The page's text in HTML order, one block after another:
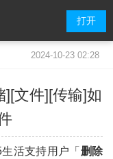
打开
2024-10-23 02:28
][文件][传输]如
活支持用户「 删除